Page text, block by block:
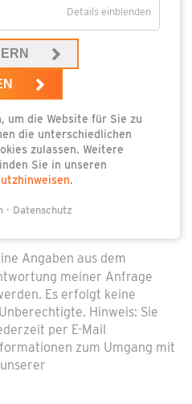
Angaben aus dem
meiner Anfrage
Es erfolgt keine
Hinweis: Sie
per E-Mail
zum Umgang mit
Details einblenden
um die Website für Sie zu
die unterschiedlichen
zulassen. Weitere
Sie in unseren
.
Datenschutz